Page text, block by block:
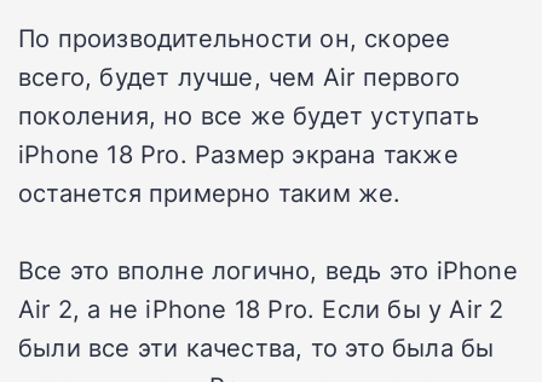
По производительности он, скорее
всего, будет лучше, чем Air первого
поколения, но все же будет уступать
iPhone 18 Pro. Размер экрана также
останется примерно таким же.
Все это вполне логично, ведь это iPhone
Air 2, а не iPhone 18 Pro. Если бы у Air 2
были все эти качества, то это была бы